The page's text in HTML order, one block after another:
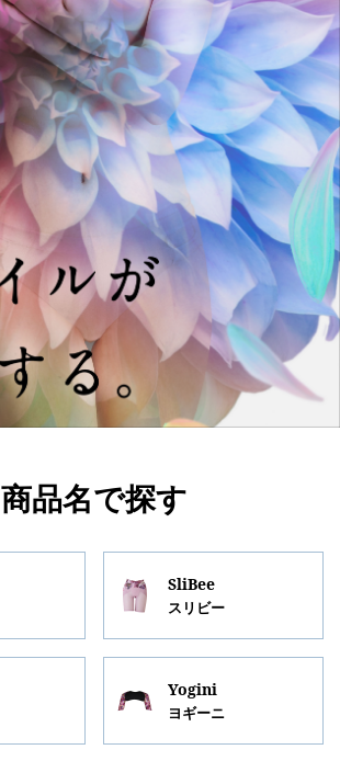
商品名で探す
SliBee
スリビー
Yogini
ヨギーニ